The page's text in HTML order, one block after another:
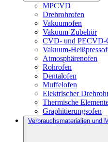
MPCVD
Drehrohrofen
Vakuumofen
Vakuum-Zubehör
CVD- und PECVD-
Vakuum-
Atmosphärenofen
Rohrofen
Dentalofen
Muffelofen
Elektrischer
Thermische
Graphitierungsofen
Verbrauchsmaterialien und